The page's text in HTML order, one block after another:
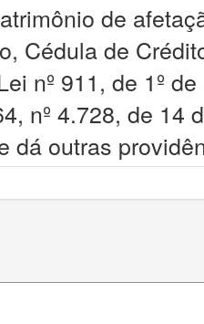
de
Cédula de
nº 911, de 1º
nº 4.728, de 14
dá outras